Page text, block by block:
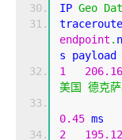
IP Geo
endpoint .
s payload
1
美国
德克
0.45 ms
2